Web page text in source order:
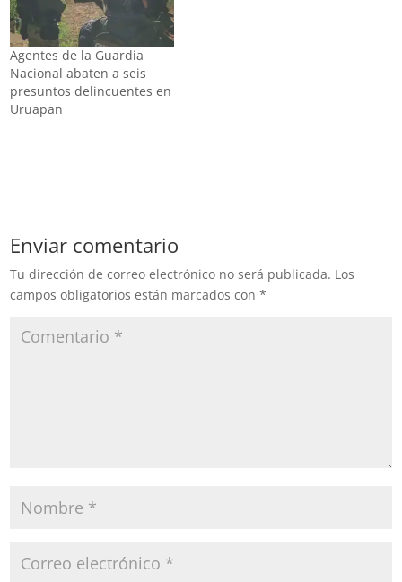
Agentes de la Guardia
Nacional abaten a seis
presuntos delincuentes en
Uruapan
Enviar comentario
Tu dirección de correo electrónico no será publicada. Los
campos obligatorios están marcados con*